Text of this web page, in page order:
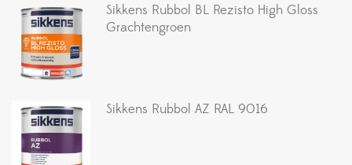
Sikkens Rubbol BL Rezisto High Gloss
Grachtengroen
Sikkens Rubbol AZ RAL 9016